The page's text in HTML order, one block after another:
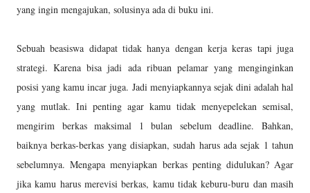
yang ingin mengajukan, solusinya ada di buku ini.
Sebuah beasiswa didapat tidak hanya dengan kerja keras tapi juga
strategi. Karena bisa jadi ada ribuan pelamar yang menginginkan
posisi yang kamu incar juga. Jadi menyiapkannya sejak dini adalah hal
yang mutlak. Ini penting agar kamu tidak menyepelekan semisal,
mengirim berkas maksimal 1 bulan sebelum deadline. Bahkan,
baiknya berkas-berkas yang disiapkan, sudah harus ada sejak 1 tahun
sebelumnya. Mengapa menyiapkan berkas penting didulukan? Agar
jika kamu harus merevisi berkas, kamu tidak keburu-buru dan masih